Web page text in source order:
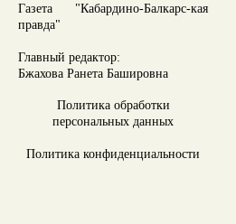
Газета "Кабардино-Балкарс-кая
правда"
Главный редактор:
Бжахова Ранета Башировна
Политика обработки
персональных данных
Политика конфиденциальности